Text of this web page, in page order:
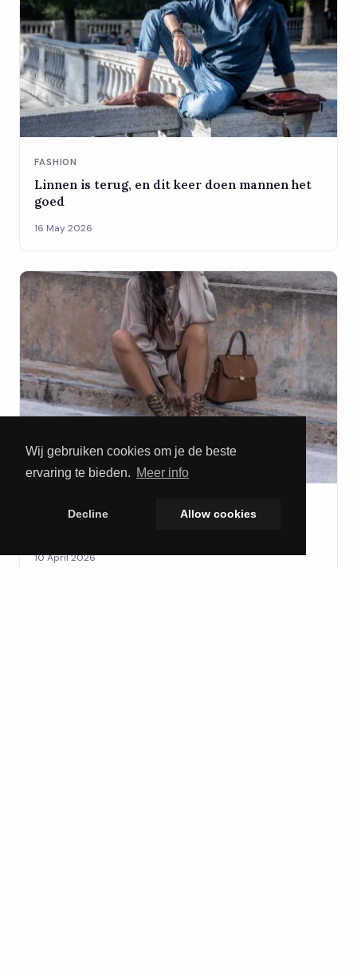
Wij gebruiken cookies om je de beste
ervaring te bieden. Meer info
Decline Allow cookies
FASHION
Linnen is terug, en dit keer doen mannen het
goed
16 May 2026
FASHION
10 April 2026